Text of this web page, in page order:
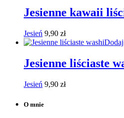
Jesienne kawaii
Jesień 9,90 zł
Jesienne liściaste
Jesień 9,90 zł
O mnie